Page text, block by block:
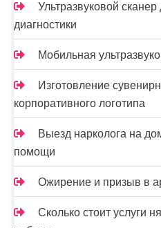
Ультразвуковой сканер
диагностики
Мобильная
Изготовление
корпоративного логотипа
Выезд нарколога на
помощи
Ожирение и призыв в
Сколько стоит услуги